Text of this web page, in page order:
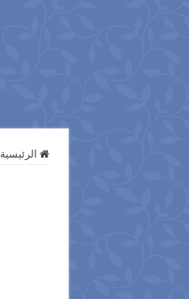
الرئيسية